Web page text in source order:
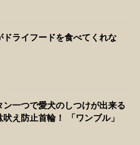
ドライフードを食べてくれな
ン一つで愛犬のしつけが出来る
吠え防止首輪！ 「ワンブル」